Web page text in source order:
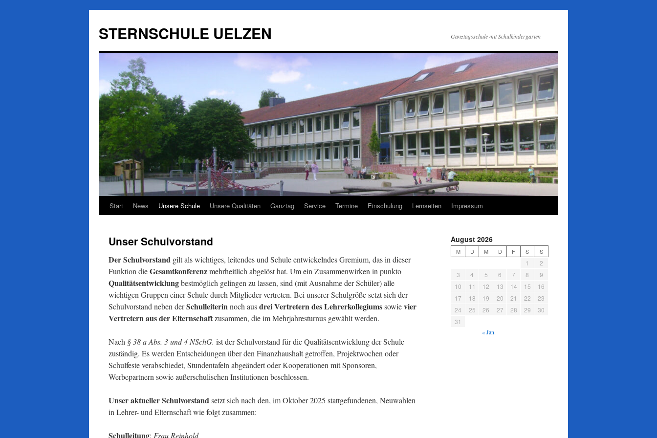
springen
STERNSCHULE UELZEN Ganztagsschule mit Schulkindergarten
Start News Unsere Schule Unsere Qualitäten Ganztag Service Termine Einschulung Lernseiten Impressum
Unser Schulvorstand
Der Schulvorstand gilt als wichtiges, leitendes und Schule entwickelndes Gremium, das in dieser
Funktion dieGesamtkonferenzmehrheitlich abgelöst hat. Um ein Zusammenwirken in punkto
Qualitätsentwicklungbestmöglich gelingen zu lassen, sind (mit Ausnahme der Schüler) alle
wichtigen Gruppen einer Schule durch Mitglieder vertreten. Bei unserer Schulgröße setzt sich der
Schulvorstand neben derSchulleiterinnoch ausdrei Vertretern des Lehrerkollegiumssowievier
Vertretern aus der Elternschaftzusammen, die im Mehrjahresturnus gewählt werden.
Nach § 38 a Abs. 3 und 4 NSchG. ist der Schulvorstand für die Qualitätsentwicklung der Schule
zuständig. Es werden Entscheidungen über den Finanzhaushalt getroffen, Projektwochen oder
Schulfeste verabschiedet, Stundentafeln abgeändert oder Kooperationen mit Sponsoren,
Werbepartnern sowie außerschulischen Institutionen beschlossen.
Unser aktueller Schulvorstandsetzt sich nach den, im Oktober 2025 stattgefundenen, Neuwahlen
in Lehrer- und Elternschaft wie folgt zusammen:
Schulleitung: Frau Reinhold
August 2026
M D M D F S S
1
2
3
4 5 6 7 8
9
10
11 12 13 14 15
16
17
18 19 20 21 22
23
24
25 26 27 28 29
30
31
« Jan.